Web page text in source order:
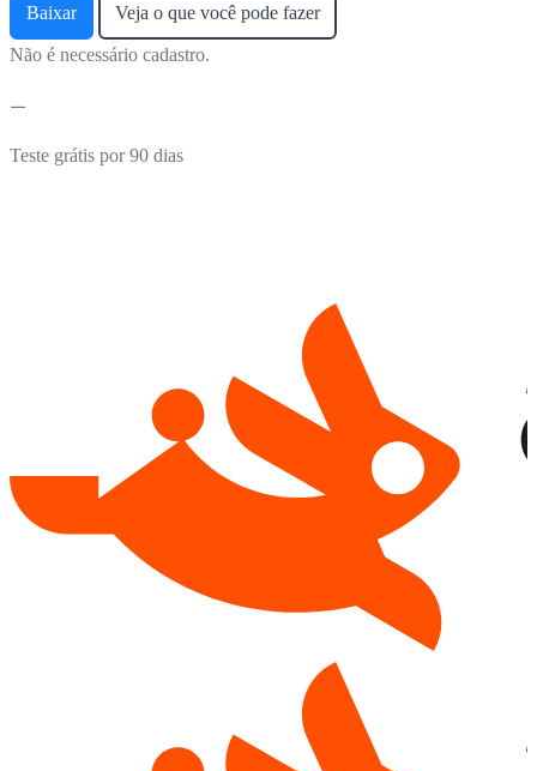
Baixar Veja o que você pode fazer
Não é necessário cadastro.
Teste grátis por 90 dias